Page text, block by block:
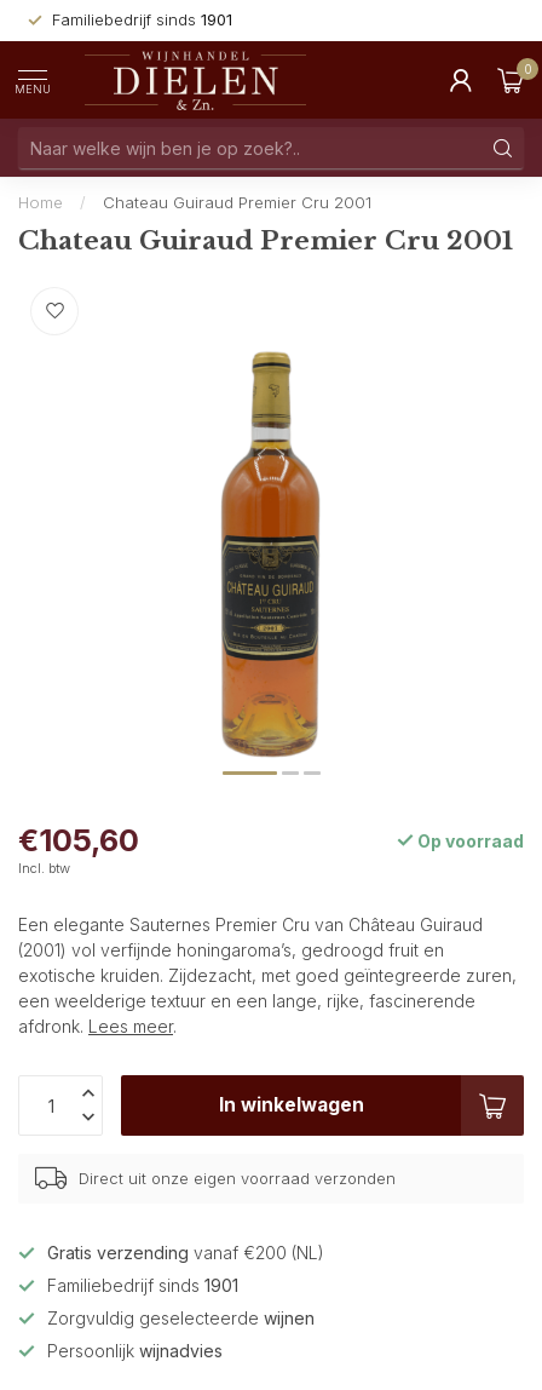
Familiebedrijf sinds 1901
MENU
0
Home / Chateau Guiraud Premier Cru 2001
Chateau Guiraud Premier Cru 2001
€105,60
Incl. btw
Op voorraad
Een elegante Sauternes Premier Cru van Château Guiraud
(2001) vol verfijnde honingaroma’s, gedroogd fruit en
exotische kruiden. Zijdezacht, met goed geïntegreerde zuren,
een weelderige textuur en een lange, rijke, fascinerende
afdronk. Lees meer.
In winkelwagen
Direct uit onze eigen voorraad verzonden
Gratis verzending vanaf €200 (NL)
Familiebedrijf sinds 1901
Zorgvuldig geselecteerde wijnen
Persoonlijk wijnadvies